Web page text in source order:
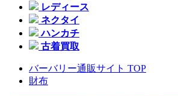
レディース
ネクタイ
ハンカチ
古着買取
バーバリー通販サイト TOP
財布